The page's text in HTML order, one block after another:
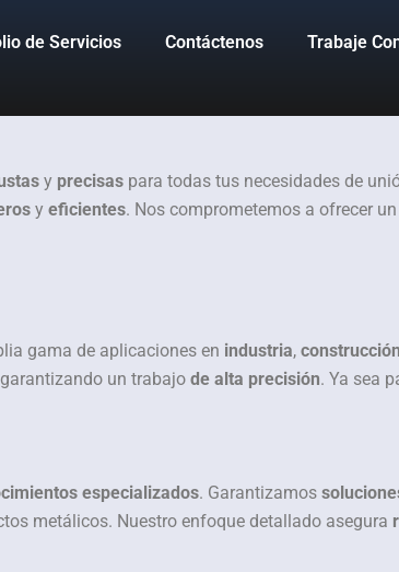
de Servicios Contáctenos Trabaje
y precisas para todas tus necesidades de
y eficientes. Nos comprometemos a ofrecer un
gama de aplicaciones en industria, construcción
un trabajo de alta precisión. Ya sea
especializados. Garantizamos
metálicos. Nuestro enfoque detallado asegura